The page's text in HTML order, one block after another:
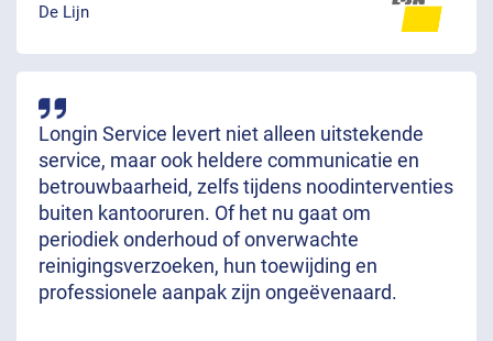
De Lijn
Longin Service levert niet alleen uitstekende
service, maar ook heldere communicatie en
betrouwbaarheid, zelfs tijdens noodinterventies
buiten kantooruren. Of het nu gaat om
periodiek onderhoud of onverwachte
reinigingsverzoeken, hun toewijding en
professionele aanpak zijn ongeëvenaard.